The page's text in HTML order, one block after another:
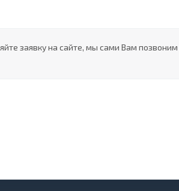
заявку на сайте, мы сами Вам